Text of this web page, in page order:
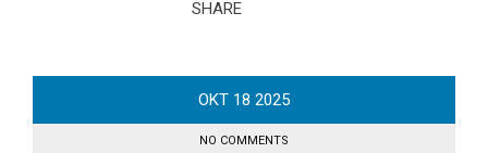
SHARE
OKT 18 2025
NO COMMENTS